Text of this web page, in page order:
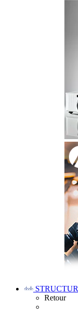
Retour